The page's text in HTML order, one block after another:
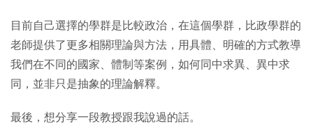
目前自己選擇的學群是比較政治，在這個學群，比政學群的
老師提供了更多相關理論與方法，用具體、明確的方式教導
我們在不同的國家、體制等案例，如何同中求異、異中求
同，並非只是抽象的理論解釋。
最後，想分享一段教授跟我說過的話。